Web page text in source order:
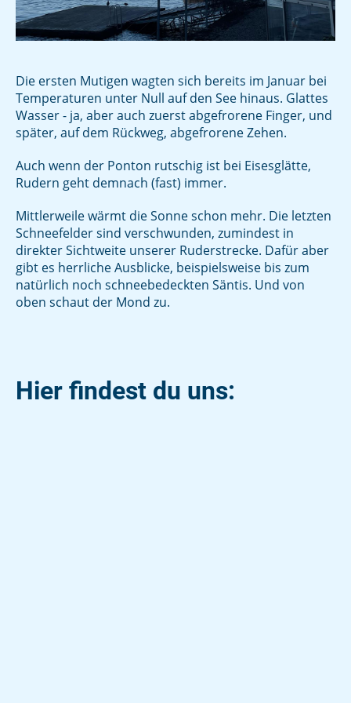
Die ersten Mutigen wagten sich bereits im Januar bei
Temperaturen unter Null auf den See hinaus. Glattes
Wasser - ja, aber auch zuerst abgefrorene Finger, und
später, auf dem Rückweg, abgefrorene Zehen.
Auch wenn der Ponton rutschig ist bei Eisesglätte,
Rudern geht demnach (fast) immer.
Mittlerweile wärmt die Sonne schon mehr. Die letzten
Schneefelder sind verschwunden, zumindest in
direkter Sichtweite unserer Ruderstrecke. Dafür aber
gibt es herrliche Ausblicke, beispielsweise bis zum
natürlich noch schneebedeckten Säntis. Und von
oben schaut der Mond zu.
Hier findest du uns: